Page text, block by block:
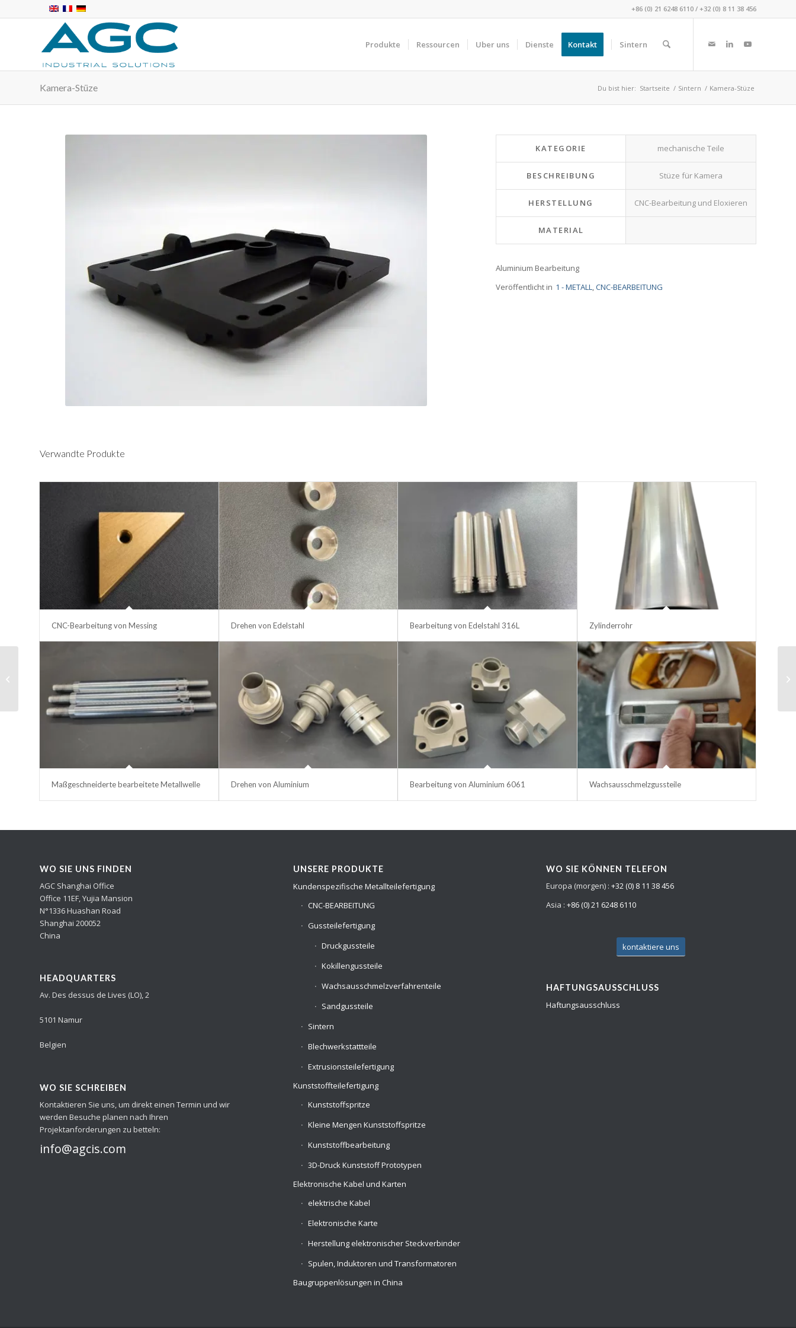
+86 (0) 21 6248 6110 / +32 (0) 8 11 38 456
Produkte Ressourcen Uber uns Dienste Kontakt Sintern
Kamera-Stüze Du bist hier: Startseite / Sintern / Kamera-Stüze
KATEGORIE mechanische Teile
BESCHREIBUNG Stüze für Kamera
HERSTELLUNG CNC-Bearbeitung und Eloxieren
MATERIAL
Aluminium Bearbeitung
Veröffentlicht in 1 - METALL,CNC-BEARBEITUNG
Verwandte Produkte
CNC-Bearbeitung von Messing Drehen von Edelstahl Bearbeitung von Edelstahl 316L Zylinderrohr
Maßgeschneiderte bearbeitete Metallwelle Drehen von Aluminium Bearbeitung von Aluminium 6061 Wachsausschmelzgussteile
WO SIE UNS FINDEN
AGC Shanghai Office
Office 11EF, Yujia Mansion
N°1336 Huashan Road
Shanghai 200052
China
HEADQUARTERS
Av. Des dessus de Lives (LO), 2
5101 Namur
Belgien
WO SIE SCHREIBEN
Kontaktieren Sie uns, um direkt einen Termin und wir
werden Besuche planen nach Ihren
Projektanforderungen zu betteln:
info@agcis.com
UNSERE PRODUKTE
Kundenspezifische Metallteilefertigung
CNC-BEARBEITUNG
Gussteilefertigung
Druckgussteile
Kokillengussteile
Wachsausschmelzverfahrenteile
Sandgussteile
Sintern
Blechwerkstattteile
Extrusionsteilefertigung
Kunststoffteilefertigung
Kunststoffspritze
Kleine Mengen Kunststoffspritze
Kunststoffbearbeitung
3D-Druck Kunststoff Prototypen
Elektronische Kabel und Karten
elektrische Kabel
Elektronische Karte
Herstellung elektronischer Steckverbinder
Spulen, Induktoren und Transformatoren
Baugruppenlösungen in China
WO SIE KÖNNEN TELEFON
Europa (morgen) :+32 (0) 8 11 38 456
Asia :+86 (0) 21 6248 6110
kontaktiere uns
HAFTUNGSAUSSCHLUSS
Haftungsausschluss
Kunststoffabdeckung